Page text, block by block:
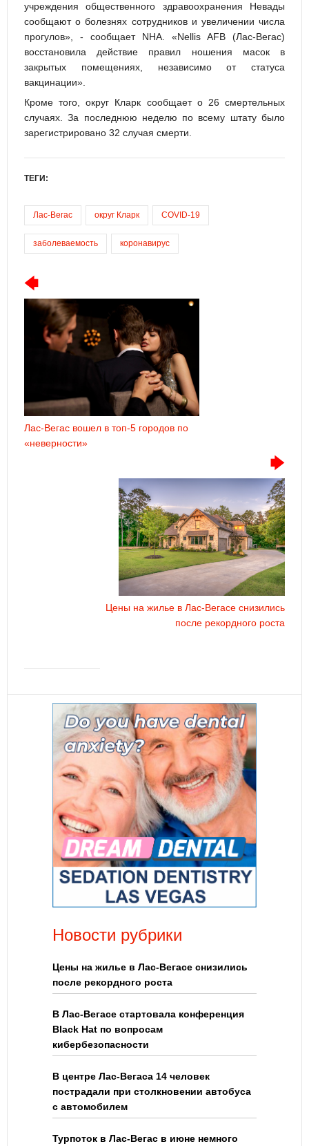
учреждения общественного здравоохранения Невады
сообщают о болезнях сотрудников и увеличении числа
прогулов», - сообщает NHA. «Nellis AFB (Лас-Вегас)
восстановила действие правил ношения масок в
закрытых помещениях, независимо от статуса
вакцинации».
Кроме того, округ Кларк сообщает о 26 смертельных
случаях. За последнюю неделю по всему штату было
зарегистрировано 32 случая смерти.
ТЕГИ:
Лас-Вегас округ Кларк COVID-19
заболеваемость коронавирус
Лас-Вегас вошел в топ-5 городов по
«неверности»
Цены на жилье в Лас-Вегасе снизились
после рекордного роста
Новости рубрики
Цены на жилье в Лас-Вегасе снизились
после рекордного роста
В Лас-Вегасе стартовала конференция
Black Hat по вопросам
кибербезопасности
В центре Лас-Вегаса 14 человек
пострадали при столкновении автобуса
с автомобилем
Турпоток в Лас-Вегас в июне немного